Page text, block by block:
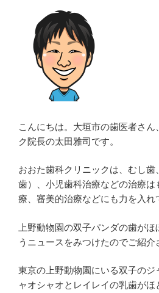
こんにちは。大垣市の歯医者さん
ク院長の太田雅司です。
おおた歯科クリニックは、むし
歯）、小児歯科治療などの治療は
療、審美的治療などにも力を入れ
上野動物園の双子パンダの歯が
うニュースをみつけたのでご紹介
東京の上野動物園にいる双子のジ
ャオシャオとレイレイの乳歯がほ